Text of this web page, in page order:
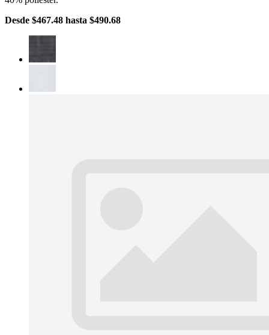
Desde $467.48 hasta $490.68